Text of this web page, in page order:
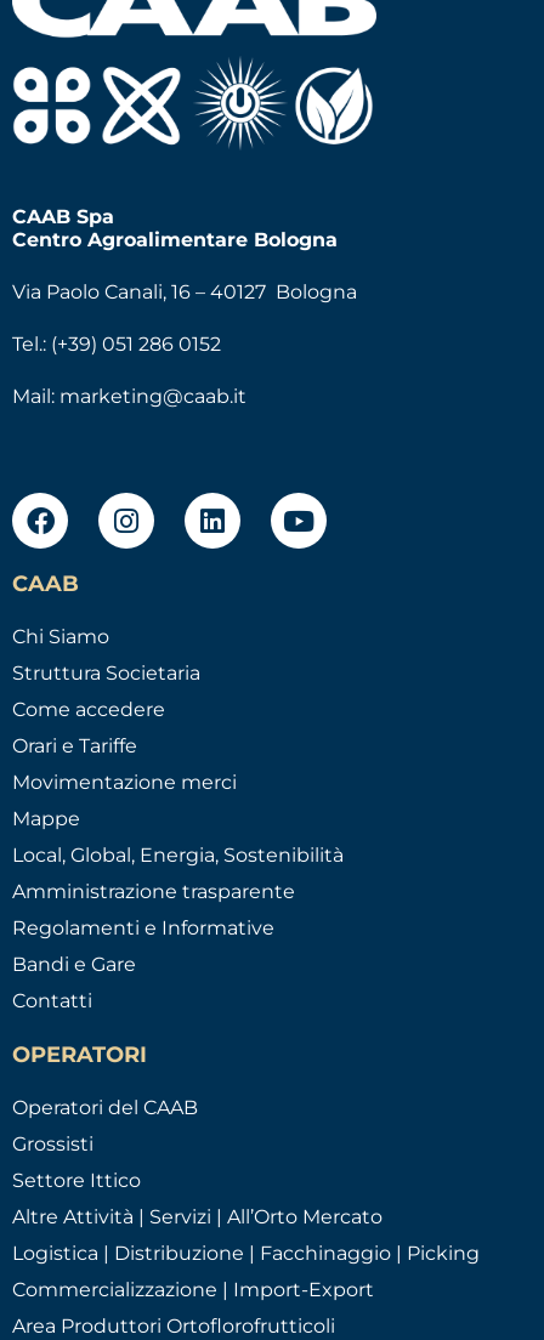
CAAB Spa
Centro Agroalimentare Bologna
Via Paolo Canali, 16 – 40127 Bologna
Tel.: (+39) 051 286 0152
Mail: marketing@caab.it
CAAB
Chi Siamo
Struttura Societaria
Come accedere
Orari e Tariffe
Movimentazione merci
Mappe
Local, Global, Energia, Sostenibilità
Amministrazione trasparente
Regolamenti e Informative
Bandi e Gare
Contatti
OPERATORI
Operatori del CAAB
Grossisti
Settore Ittico
Altre Attività | Servizi | All’Orto Mercato
Logistica | Distribuzione | Facchinaggio | Picking
Commercializzazione | Import-Export
Area Produttori Ortoflorofrutticoli